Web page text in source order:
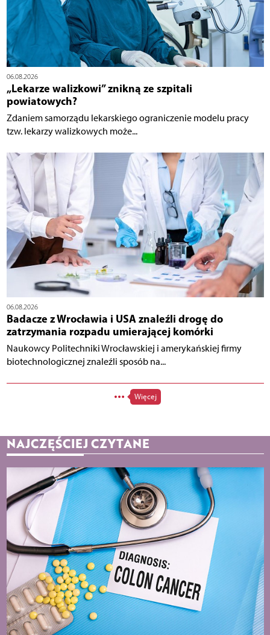
06.08.2026
„Lekarze walizkowi” znikną ze szpitali
powiatowych?
Zdaniem samorządu lekarskiego ograniczenie modelu pracy
tzw. lekarzy walizkowych może...
06.08.2026
Badacze z Wrocławia i USA znaleźli drogę do
zatrzymania rozpadu umierającej komórki
Naukowcy Politechniki Wrocławskiej i amerykańskiej firmy
biotechnologicznej znaleźli sposób na...
Więcej
NAJCZĘŚCIEJ CZYTANE